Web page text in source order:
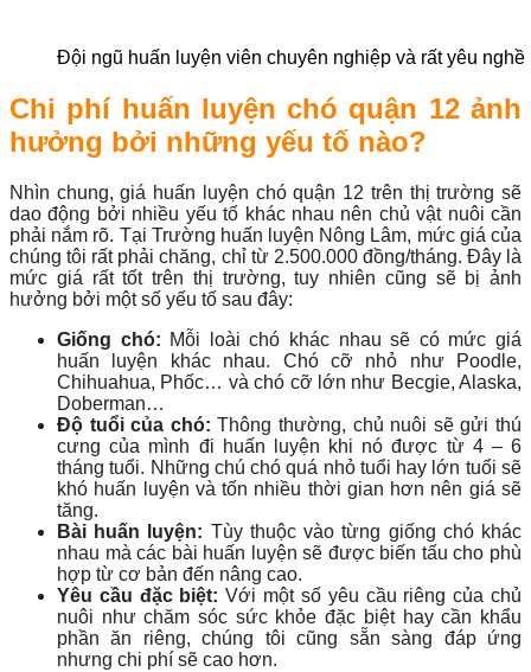
Đội ngũ huấn luyện viên chuyên nghiệp và rất yêu nghề
Chi phí huấn luyện chó quận 12 ảnh
hưởng bởi những yếu tố nào?
Nhìn chung, giá huấn luyện chó quận 12 trên thị trường sẽ
dao động bởi nhiều yếu tố khác nhau nên chủ vật nuôi cần
phải nắm rõ. Tại Trường huấn luyện Nông Lâm, mức giá của
chúng tôi rất phải chăng, chỉ từ 2.500.000 đồng/tháng. Đây là
mức giá rất tốt trên thị trường, tuy nhiên cũng sẽ bị ảnh
hưởng bởi một số yếu tố sau đây:
Giống chó: Mỗi loài chó khác nhau sẽ có mức giá
huấn luyện khác nhau. Chó cỡ nhỏ như Poodle,
Chihuahua, Phốc… và chó cỡ lớn như Becgie, Alaska,
Doberman…
Độ tuổi của chó: Thông thường, chủ nuôi sẽ gửi thú
cưng của mình đi huấn luyện khi nó được từ 4 – 6
tháng tuổi. Những chú chó quá nhỏ tuổi hay lớn tuổi sẽ
khó huấn luyện và tốn nhiều thời gian hơn nên giá sẽ
tăng.
Bài huấn luyện: Tùy thuộc vào từng giống chó khác
nhau mà các bài huấn luyện sẽ được biến tấu cho phù
hợp từ cơ bản đến nâng cao.
Yêu cầu đặc biệt: Với một số yêu cầu riêng của chủ
nuôi như chăm sóc sức khỏe đặc biệt hay cần khẩu
phần ăn riêng, chúng tôi cũng sẵn sàng đáp ứng
nhưng chi phí sẽ cao hơn.